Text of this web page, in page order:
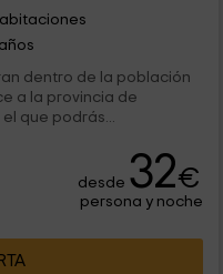
dentro de la población
a la provincia de
que podrás...
desde 32€
persona y noche